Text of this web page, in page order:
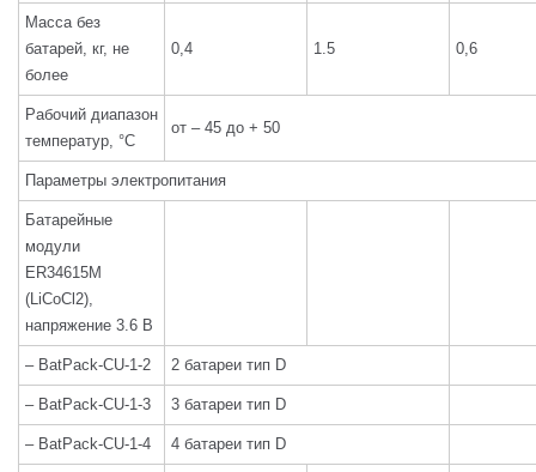
Масса без
батарей, кг, не
более
0,4 1.5 0,6
Рабочий диапазон
температур, °С
от – 45 до + 50
Параметры электропитания
Батарейные
модули
ER34615M
(LiCoCl2),
напряжение 3.6 В
– BatPack-CU-1-2 2 батареи тип D
– BatPack-CU-1-3 3 батареи тип D
– BatPack-CU-1-4 4 батареи тип D